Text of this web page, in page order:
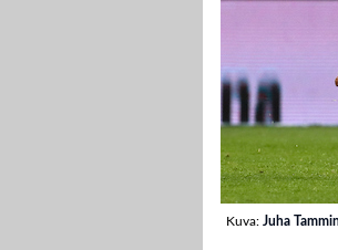
Kuva: Juha